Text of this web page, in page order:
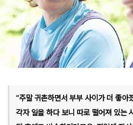
“주말 귀촌하면서 부부 사이가 더 좋아
각자 일을 하다 보니 따로 떨어져 있는